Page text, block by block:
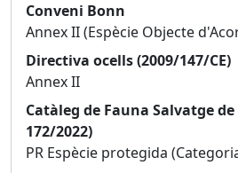
Conveni Bonn
Annex II (Espècie Objecte
Directiva ocells (2009/147/CE)
Annex II
Catàleg de Fauna Salvatge
172/2022)
PR Espècie protegida